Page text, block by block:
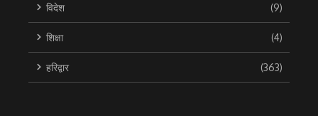
विदेश (9)
शिक्षा (4)
हरिद्वार (363)